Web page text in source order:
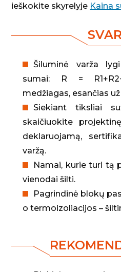
ieškokite skyrelyje Kaina
Šiluminė varža
sumai: R =
medžiagas, esančias
Siekiant tiksliai
skaičiuokite
deklaruojamą,
varžą.
Namai, kurie turi tą
vienodai šilti.
Pagrindinė blokų
o termoizoliacijos –